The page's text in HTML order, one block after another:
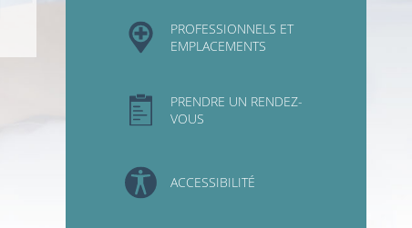
PROFESSIONNELS ET
EMPLACEMENTS
PRENDRE UN RENDEZ-
VOUS
ACCESSIBILITÉ